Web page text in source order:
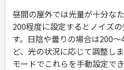
昼間の屋外では光量が十分な
200程度に設定するとノイズ
す。日陰や曇りの場合は200
ど、光の状況に応じて調整し
モードでこれらを手動設定でき